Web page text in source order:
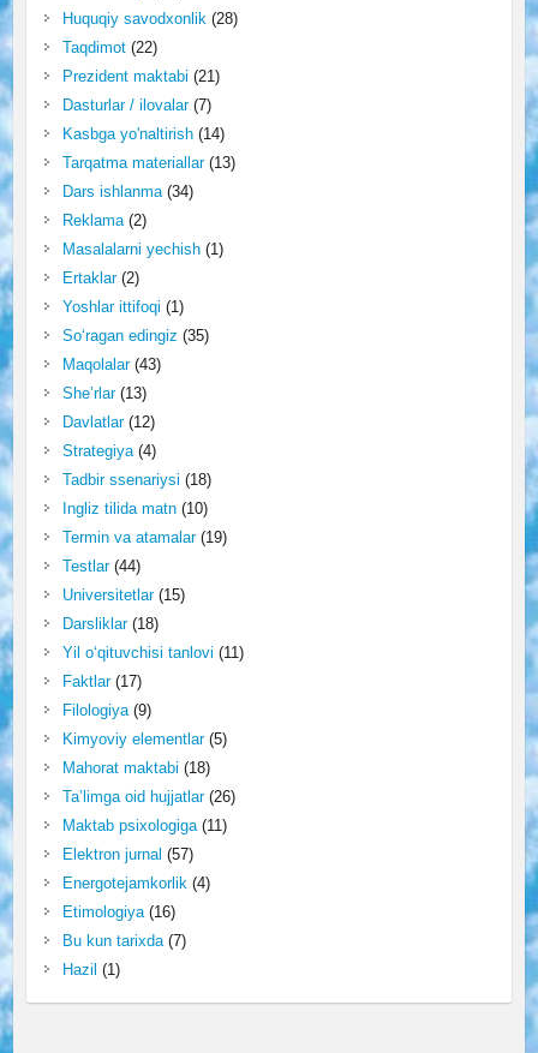
Huquqiy savodxonlik (28)
Taqdimot(22)
Prezident maktabi (21)
Dasturlar / ilovalar(7)
Kasbga yo'naltirish(14)
Tarqatma materiallar(13)
Dars ishlanma(34)
Reklama(2)
Masalalarni yechish(1)
Ertaklar(2)
Yoshlar ittifoqi (1)
So‘ragan edingiz (35)
Maqolalar(43)
She’rlar(13)
Davlatlar(12)
Strategiya(4)
Tadbir ssenariysi (18)
Ingliz tilida matn(10)
Termin va atamalar(19)
Testlar(44)
Universitetlar(15)
Darsliklar(18)
Yil o‘qituvchisi tanlovi (11)
Faktlar(17)
Filologiya(9)
Kimyoviy elementlar(5)
Mahorat maktabi (18)
Ta’limga oid hujjatlar(26)
Maktab psixologiga(11)
Elektron jurnal (57)
Energotejamkorlik (4)
Etimologiya(16)
Bu kun tarixda(7)
Hazil (1)